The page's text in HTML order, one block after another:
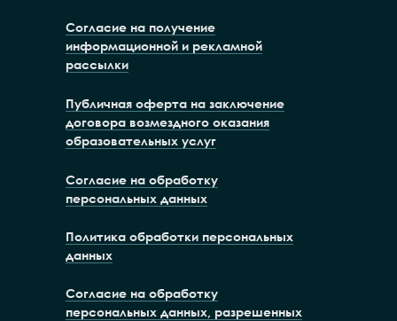
Публичная оферта на заключение
договора возмездного оказания
образовательных услуг
Политика обработки персональных
данных
Согласие на обработку
персональных данных
Согласие на получение
информационной и рекламной
рассылки
Согласие на обработку
персональных данных, разрешенных